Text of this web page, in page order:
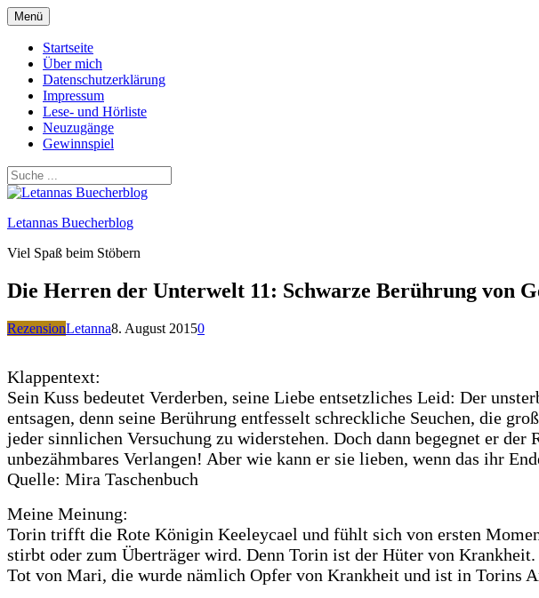
Zum
Inhalt
springen
Menü
Startseite
Über mich
Datenschutzerklärung
Impressum
Lese- und Hörliste
Neuzugänge
Gewinnspiel
Letannas Buecherblog
Viel Spaß beim Stöbern
Die Herren der Unterwelt 11: Schwarze Berührung von
RezensionLetanna8. August 20150
Klappentext:
Sein Kuss bedeutet Verderben, seine Liebe entsetzliches Leid: Der
entsagen, denn seine Berührung entfesselt schreckliche Seuchen, die
jeder sinnlichen Versuchung zu widerstehen. Doch dann begegnet er
unbezähmbares Verlangen! Aber wie kann er sie lieben, wenn das ihr
Quelle: Mira Taschenbuch
Meine Meinung:
Torin trifft die Rote Königin Keeleycael und fühlt sich von ersten
stirbt oder zum Überträger wird. Denn Torin ist der Hüter von
Tot von Mari, die wurde nämlich Opfer von Krankheit und ist in Torins